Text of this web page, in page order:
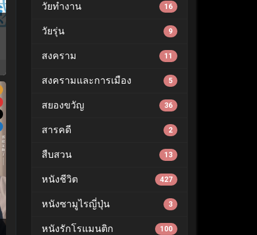
วัยทำงาน 16
วัยรุ่น 9
สงคราม 11
สงครามและการเมือง 5
สยองขวัญ 36
สารคดี 2
สืบสวน 13
หนังชีวิต 427
หนังซามูไรญี่ปุ่น 3
หนังรักโรแมนติก 100